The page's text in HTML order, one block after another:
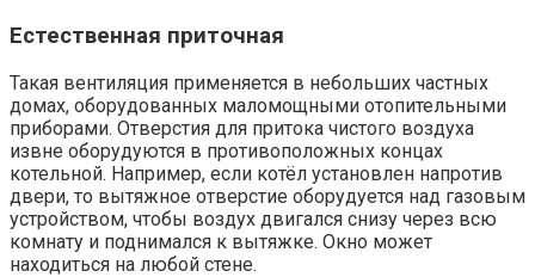
Естественная приточная
Такая вентиляция применяется в небольших частных
домах, оборудованных маломощными отопительными
приборами. Отверстия для притока чистого воздуха
извне оборудуются в противоположных концах
котельной. Например, если котёл установлен напротив
двери, то вытяжное отверстие оборудуется над газовым
устройством, чтобы воздух двигался снизу через всю
комнату и поднимался к вытяжке. Окно может
находиться на любой стене.